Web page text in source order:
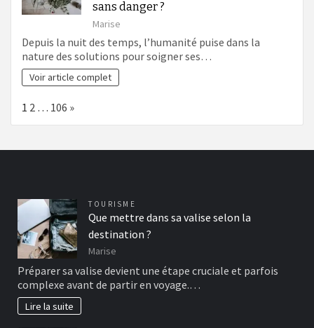
sans danger ?
Marise
Depuis la nuit des temps, l’humanité puise dans la
nature des solutions pour soigner ses…
Voir article complet
Page:
1 2 … 106 Next
»
TOURISME
Que mettre dans sa valise selon la
destination ?
Marise
Préparer sa valise devient une étape cruciale et parfois
complexe avant de partir en voyage.…
Lire la suite